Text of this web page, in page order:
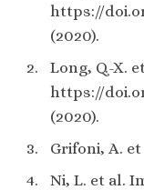
https://
(2020).
​Long, Q.-X.
https://
(2020).
​Grifoni, A. et
​Ni, L. et al.